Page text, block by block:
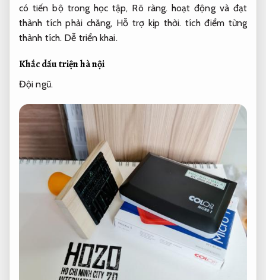
có tiến bộ trong học tập, Rõ ràng. hoạt động và đạt
thành tích phải chăng, Hỗ trợ kịp thời. tích điểm từng
thành tích. Dễ triển khai.
Khắc dấu triện hà nội
Đội ngũ.